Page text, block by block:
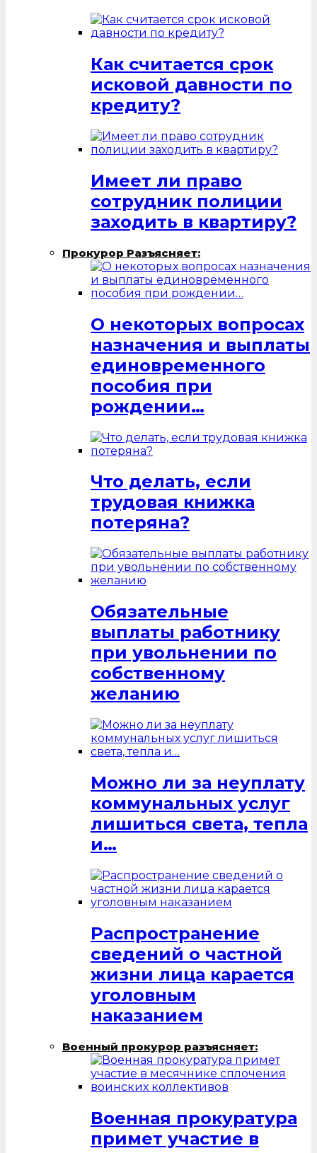
Как считается срок
исковой давности по
кредиту?
Имеет ли право
сотрудник полиции
заходить в квартиру?
Прокурор Разъясняет:
О некоторых вопросах
назначения и выплаты
единовременного
пособия при
рождении…
Что делать, если
трудовая книжка
потеряна?
Обязательные
выплаты работнику
при увольнении по
собственному
желанию
Можно ли за неуплату
коммунальных услуг
лишиться света, тепла
и…
Распространение
сведений о частной
жизни лица карается
уголовным
наказанием
Военный прокурор разъясняет:
Военная прокуратура
примет участие в